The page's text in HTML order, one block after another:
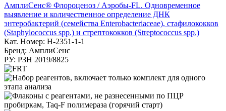
АмплиСенс® Флороценоз / Аэробы-FL. Одновременное
выявление и количественное определение ДНК
энтеробактерий (семейства Enterobacteriaceae), стафилококков
(Staphylococcus spp.) и стрептококков (Streptococcus spp.)
Кат. Номер: H-2351-1-1
Бренд: АмплиСенс
РУ: РЗН 2019/8825